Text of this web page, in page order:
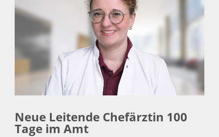
Neue Leitende Chefärztin 100
Tage im Amt